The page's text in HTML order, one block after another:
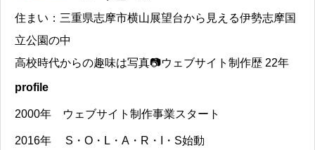
住まい：三重県志摩市横山展望台から見える伊勢志摩国
立公園の中
高校時代からの趣味は写真📷ウェブサイト制作歴 22年
profile
2000年 ウェブサイト制作事業スタート
2016年 S・O・L・A・R・I・S始動